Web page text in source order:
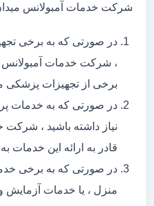
شرکت خدمات آمبولانس
در صورتی که به برخی
، شرکت خدمات آمبولانس
برخی از تجهیزات پزشکی
در صورتی که به خدمات
نیاز داشته باشید ، شرکت
قادر به ارائه این خدمات
در صورتی که به برخی
منزل ، یا خدمات آزمایش